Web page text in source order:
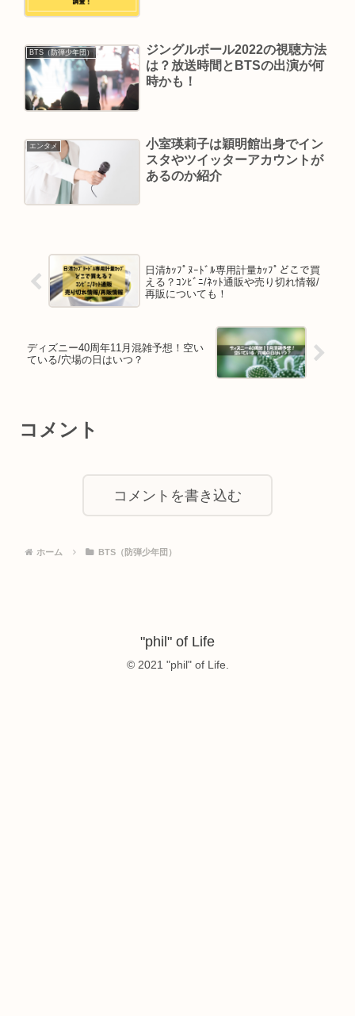
BTS（防弾少年団）
ジングルボール2022の視聴方法
は？放送時間とBTSの出演が何
時かも！
エンタメ
小室瑛莉子は穎明館出身でイン
スタやツイッターアカウントが
あるのか紹介
日清ｶｯﾌﾟﾇｰﾄﾞﾙ専用計量ｶｯﾌﾟどこで買
える？ｺﾝﾋﾞﾆ/ﾈｯﾄ通販や売り切れ情報/
再販についても！
ディズニー40周年11月混雑予想！空い
ている/穴場の日はいつ？
コメント
コメントを書き込む
ホーム BTS（防弾少年団）
"phil" of Life
© 2021 "phil" of Life.